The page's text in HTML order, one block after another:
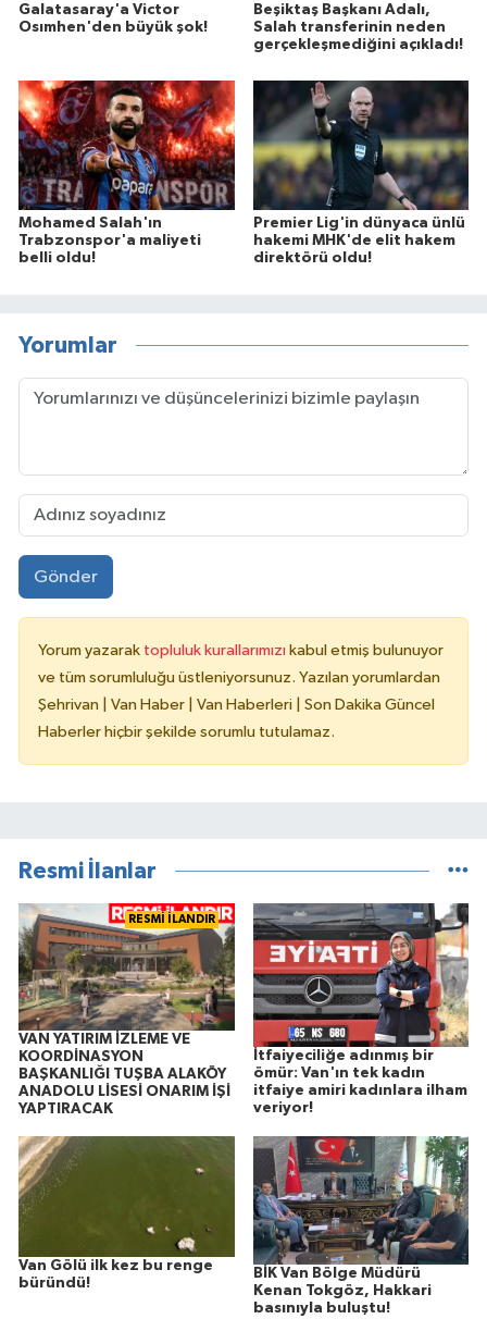
Galatasaray'a Victor
Osımhen'den büyük şok!
Beşiktaş Başkanı Adalı,
Salah transferinin neden
gerçekleşmediğini açıkladı!
Mohamed Salah'ın
Trabzonspor'a maliyeti
belli oldu!
Premier Lig'in dünyaca ünlü
hakemi MHK'de elit hakem
direktörü oldu!
Yorumlar
Gönder
Yorum yazarak topluluk kurallarımızı kabul etmiş bulunuyor
ve tüm sorumluluğu üstleniyorsunuz. Yazılan yorumlardan
Şehrivan | Van Haber | Van Haberleri | Son Dakika Güncel
Haberler hiçbir şekilde sorumlu tutulamaz.
Resmi İlanlar
RESMİ İLANDIR
VAN YATIRIM İZLEME VE
KOORDİNASYON
BAŞKANLIĞI TUŞBA ALAKÖY
ANADOLU LİSESİ ONARIM İŞİ
YAPTIRACAK
İtfaiyeciliğe adınmış bir
ömür: Van'ın tek kadın
itfaiye amiri kadınlara ilham
veriyor!
Van Gölü ilk kez bu renge
büründü!
BİK Van Bölge Müdürü
Kenan Tokgöz, Hakkari
basınıyla buluştu!